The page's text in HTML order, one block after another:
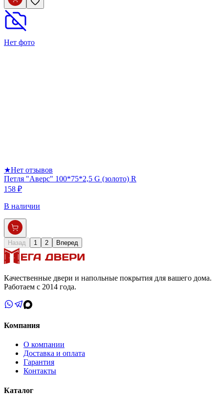
Нет фото
★Нет отзывов
Петля "Аверс" 100*75*2,5 G (золото) R
158 ₽
В наличии
Назад 1 2 Вперед
Качественные двери и напольные покрытия для вашего дома.
Работаем с 2014 года.
Компания
О компании
Доставка и оплата
Гарантия
Контакты
Каталог